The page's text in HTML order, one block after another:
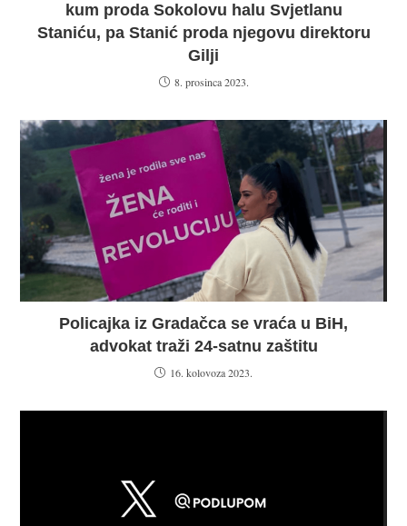
kum proda Sokolovu halu Svjetlanu
Staniću, pa Stanić proda njegovu direktoru
Gilji
8. prosinca 2023.
Policajka iz Gradačca se vraća u BiH,
advokat traži 24-satnu zaštitu
16. kolovoza 2023.